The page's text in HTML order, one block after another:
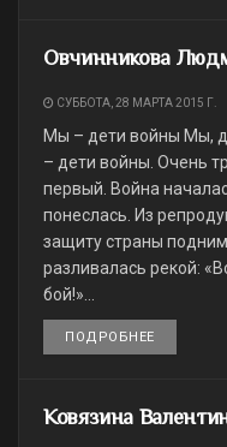
Овчинникова
СУББОТА, 28 МАРТА 2015 Г.
Мы – дети войны Мы,
– дети войны. Очень
первый. Война
понеслась. Из
защиту страны
разливалась рекой:
бой!»...
ПОДРОБНЕЕ
Ковязина